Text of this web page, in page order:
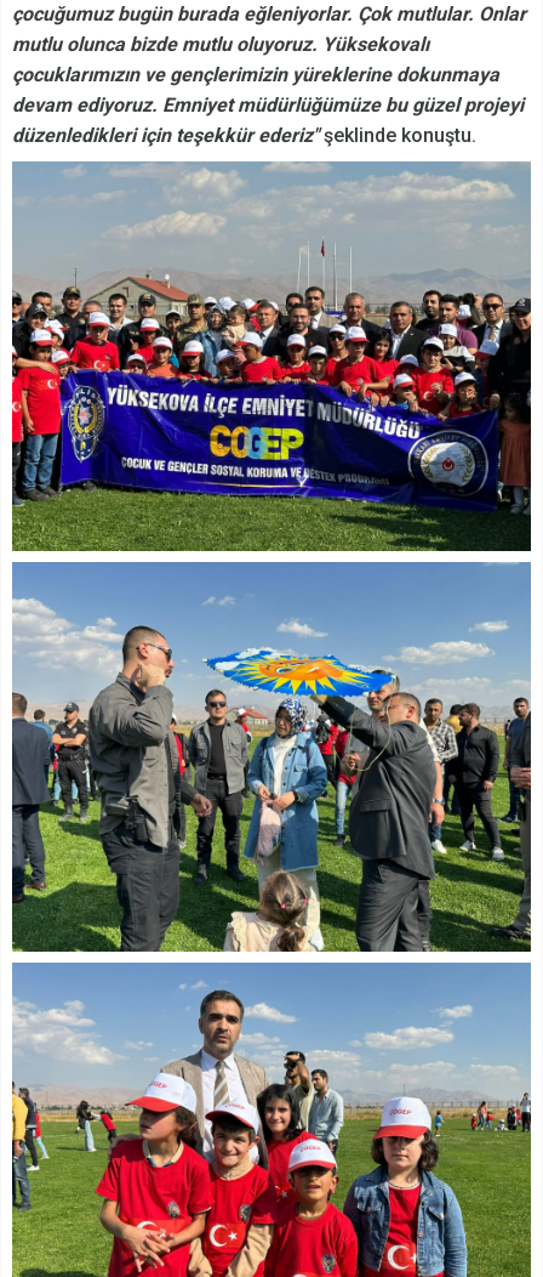
çocuğumuz bugün burada eğleniyorlar. Çok mutlular. Onlar
mutlu olunca bizde mutlu oluyoruz. Yüksekovalı
çocuklarımızın ve gençlerimizin yüreklerine dokunmaya
devam ediyoruz. Emniyet müdürlüğümüze bu güzel projeyi
düzenledikleri için teşekkür ederiz"şeklinde konuştu.